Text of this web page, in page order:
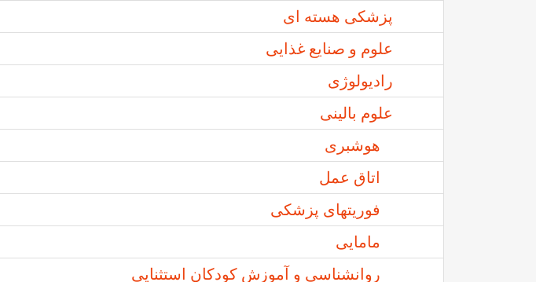
پزشکی هسته ای
علوم و صنايع غذايی
رادیولوژی
علوم بالینی
هوشبری
اتاق عمل
فوريتهای پزشكی
مامايی
روانشناسی و آموزش کودکان استثنایی